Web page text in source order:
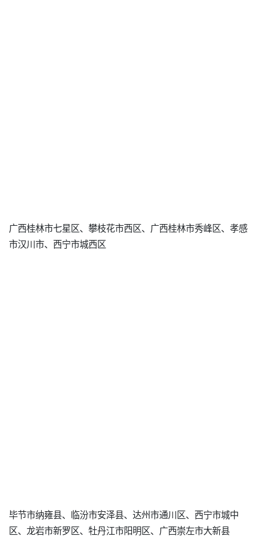
广西桂林市七星区、攀枝花市西区、广西桂林市秀峰区、孝感
市汉川市、西宁市城西区
毕节市纳雍县、临汾市安泽县、达州市通川区、西宁市城中
区、龙岩市新罗区、牡丹江市阳明区、广西崇左市大新县